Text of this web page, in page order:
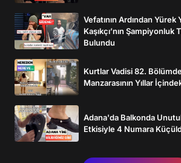
Vefatının Ardından Yürek
Kaşıkçı’nın Şampiyonluk
Bulundu
Kurtlar Vadisi 82.
Manzarasının Yıllar
Adana'da Balkonda
Etkisiyle 4 Numara